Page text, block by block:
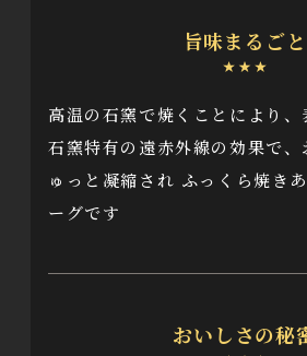
旨味まるごと
高温の石窯で焼くことにより、
石窯特有の遠赤外線の効果で
ゅっと凝縮され ふっくら焼き
ーグです
おいしさの秘